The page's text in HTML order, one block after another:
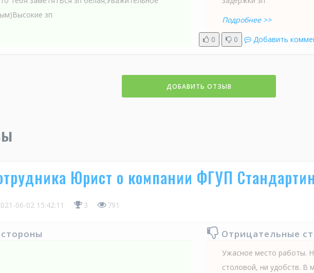
зп
Подробнее >>
0
0 Добавить
ДОБАВИТЬ ОТЗЫВ
Юрист о компании ФГУП
06-02 15:42:11 3 791
Отрицательные
Ужасное место работы.
столовой, ни удобств. В